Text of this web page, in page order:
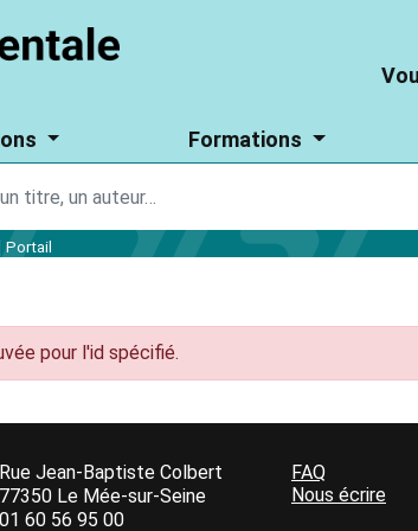
un
Formations
Portail
pour l'id spécifié.
de contact
Rue Jean-Baptiste Colbert
77350 Le Mée-sur-Seine
01 60 56 95 00
Bloc
de
Une
FAQ
Nous écrire